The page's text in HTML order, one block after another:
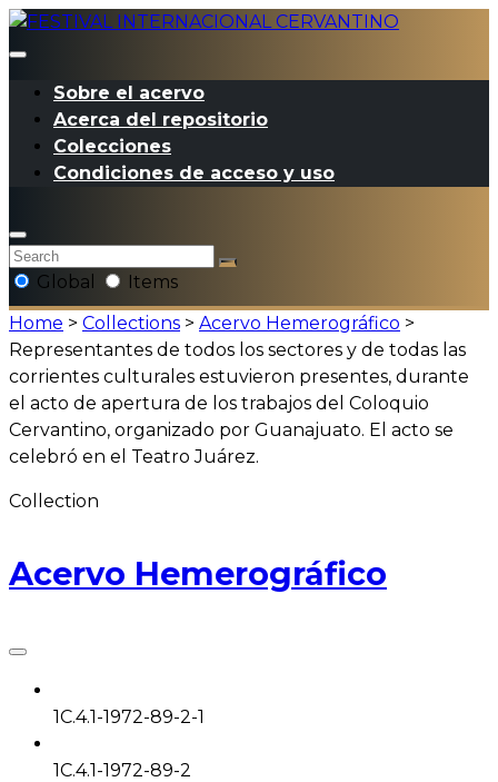
Sobre el acervo
Acerca del repositorio
Colecciones
Condiciones de acceso y uso
Global
Items
Home > Collections > Acervo Hemerográfico >
Representantes de todos los sectores y de todas las
corrientes culturales estuvieron presentes, durante
el acto de apertura de los trabajos del Coloquio
Cervantino, organizado por Guanajuato. El acto se
celebró en el Teatro Juárez.
Collection
Acervo Hemerográfico
1C.4.1-1972-89-2-1
1C.4.1-1972-89-2